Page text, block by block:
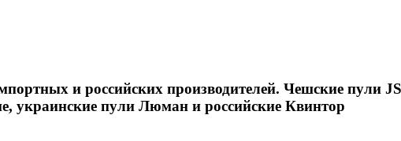
и российских производителей. Чешские пули
украинские пули Люман и российские Квинтор